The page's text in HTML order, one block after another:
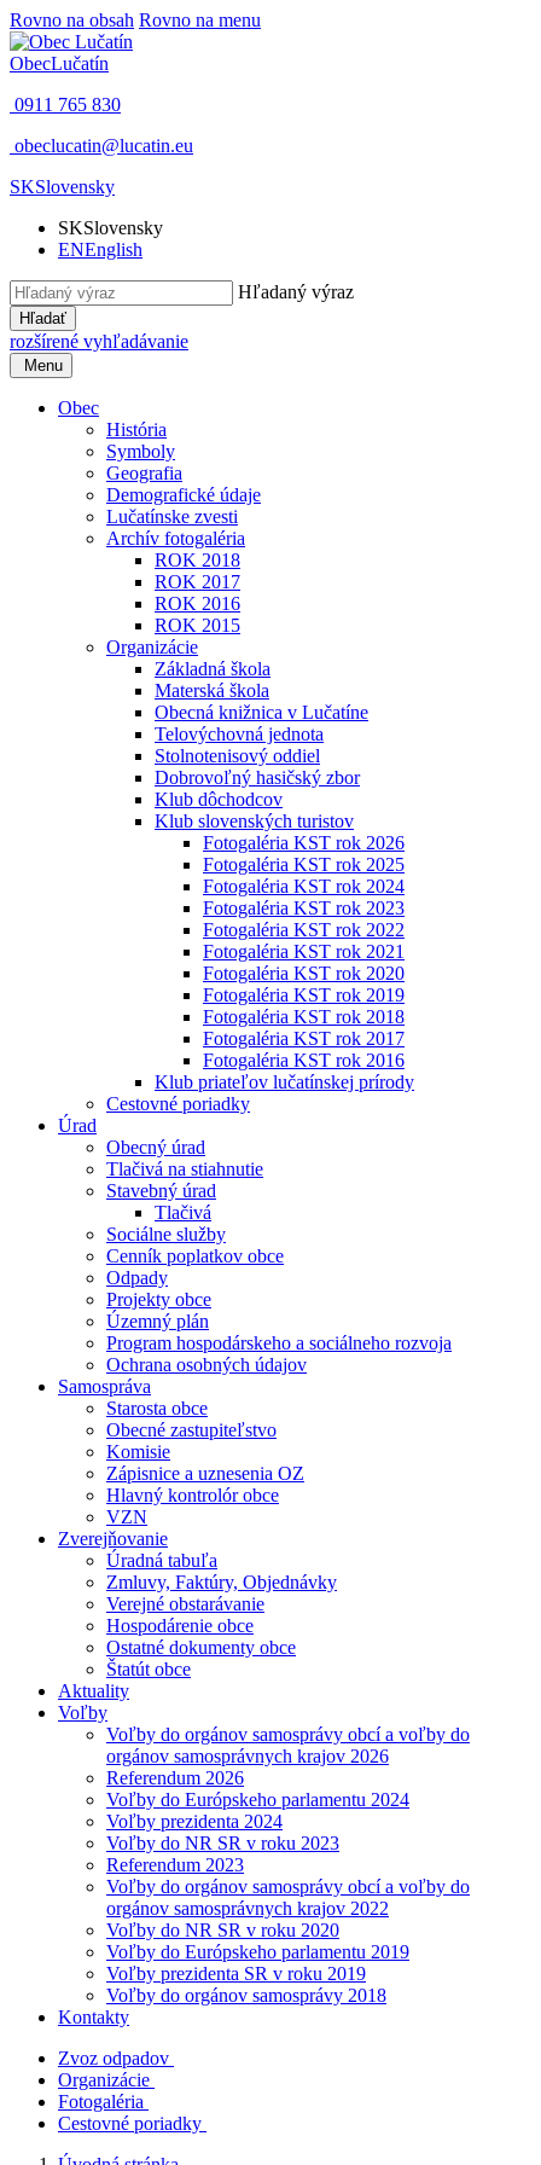
Rovno na obsah Rovno na menu
ObecLučatín
0911 765 830
obeclucatin@lucatin.eu
SKSlovensky
SKSlovensky
ENEnglish
Hľadaný výraz
Hľadať
rozšírené vyhľadávanie
Menu
Obec
História
Symboly
Geografia
Demografické údaje
Lučatínske zvesti
Archív fotogaléria
ROK 2018
ROK 2017
ROK 2016
ROK 2015
Organizácie
Základná škola
Materská škola
Obecná knižnica v Lučatíne
Telovýchovná jednota
Stolnotenisový oddiel
Dobrovoľný hasičský zbor
Klub dôchodcov
Klub slovenských turistov
Fotogaléria KST rok 2026
Fotogaléria KST rok 2025
Fotogaléria KST rok 2024
Fotogaléria KST rok 2023
Fotogaléria KST rok 2022
Fotogaléria KST rok 2021
Fotogaléria KST rok 2020
Fotogaléria KST rok 2019
Fotogaléria KST rok 2018
Fotogaléria KST rok 2017
Fotogaléria KST rok 2016
Klub priateľov lučatínskej prírody
Cestovné poriadky
Úrad
Obecný úrad
Tlačivá na stiahnutie
Stavebný úrad
Tlačivá
Sociálne služby
Cenník poplatkov obce
Odpady
Projekty obce
Územný plán
Program hospodárskeho a sociálneho rozvoja
Ochrana osobných údajov
Samospráva
Starosta obce
Obecné zastupiteľstvo
Komisie
Zápisnice a uznesenia OZ
Hlavný kontrolór obce
VZN
Zverejňovanie
Úradná tabuľa
Zmluvy, Faktúry, Objednávky
Verejné obstarávanie
Hospodárenie obce
Ostatné dokumenty obce
Štatút obce
Aktuality
Voľby
Voľby do orgánov samosprávy obcí a voľby do
orgánov samosprávnych krajov 2026
Referendum 2026
Voľby do Európskeho parlamentu 2024
Voľby prezidenta 2024
Voľby do NR SR v roku 2023
Referendum 2023
Voľby do orgánov samosprávy obcí a voľby do
orgánov samosprávnych krajov 2022
Voľby do NR SR v roku 2020
Voľby do Európskeho parlamentu 2019
Voľby prezidenta SR v roku 2019
Voľby do orgánov samosprávy 2018
Kontakty
Zvoz odpadov
Organizácie
Fotogaléria
Cestovné poriadky